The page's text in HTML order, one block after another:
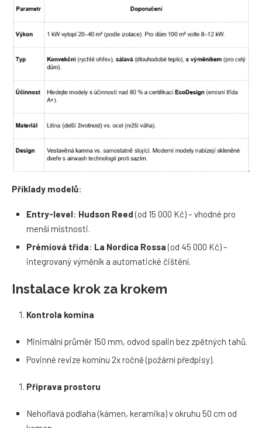
Příklady modelů:
Entry-level: Hudson Reed (od 15 000 Kč) – vhodné pro
menší místnosti.
Prémiová třída: La Nordica Rossa (od 45 000 Kč) –
integrovaný výměník a automatické čištění.
Instalace krok za krokem
Kontrola komína
Minimální průměr 150 mm, odvod spalin bez zpětných tahů.
Povinné revize komínu 2x ročně (požární předpisy).
Příprava prostoru
Nehořlavá podlaha (kámen, keramika) v okruhu 50 cm od